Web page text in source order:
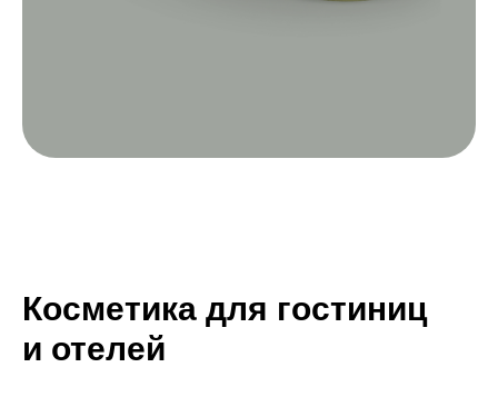
Косметика для гостиниц
и отелей